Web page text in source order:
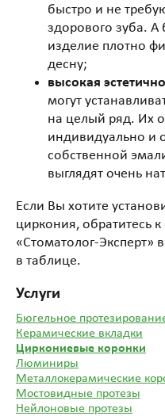
Услуги
Бюгельное
Керамические вкладки
Циркониевые коронки
Люминиры
Металлокерамические
Мостовидные протезы
Нейлоновые протезы
быстро и не
здорового зуба. А
изделие плотно
десну;
высокая
могут
на целый ряд. Их
индивидуально и
собственной
выглядят очень
Если Вы хотите
циркония, обратитесь
«Стоматолог-Эксперт»
в таблице.